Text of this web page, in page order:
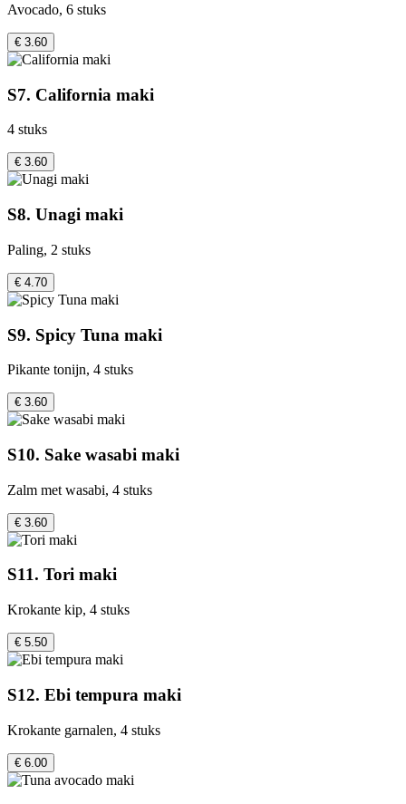
Avocado, 6 stuks
€ 3.60
S7. California maki
4 stuks
€ 3.60
S8. Unagi maki
Paling, 2 stuks
€ 4.70
S9. Spicy Tuna maki
Pikante tonijn, 4 stuks
€ 3.60
S10. Sake wasabi maki
Zalm met wasabi, 4 stuks
€ 3.60
S11. Tori maki
Krokante kip, 4 stuks
€ 5.50
S12. Ebi tempura maki
Krokante garnalen, 4 stuks
€ 6.00